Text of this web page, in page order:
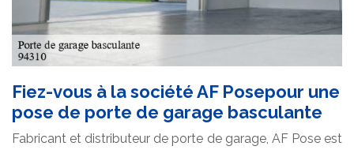
Fiez-vous à la société AF Posepour une
pose de porte de garage basculante
Fabricant et distributeur de porte de garage, AF Pose est